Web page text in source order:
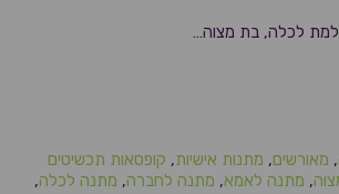
לכלה, בת מצוה…
, מאורשים, מתנות אישיות, קופסאות תכשיטים
, מתנה לאמא, מתנה לחברה, מתנה לכלה,